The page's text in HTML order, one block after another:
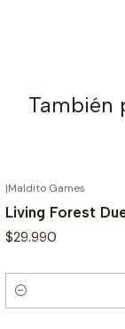
También
|Maldito Games
Living Forest
$29.990
Cantidad